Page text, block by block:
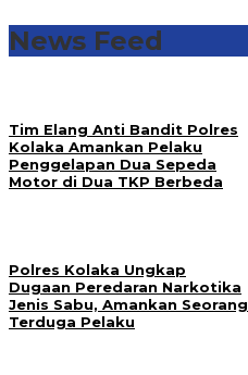
News Feed
Tim Elang Anti Bandit Polres
Kolaka Amankan Pelaku
Penggelapan Dua Sepeda
Motor di Dua TKP Berbeda
Polres Kolaka Ungkap
Dugaan Peredaran Narkotika
Jenis Sabu, Amankan Seorang
Terduga Pelaku